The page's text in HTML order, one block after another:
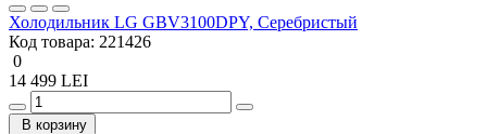
Холодильник LG GBV3100DPY, Серебристый
Код товара: 221426
0
14 499 LEI
В корзину